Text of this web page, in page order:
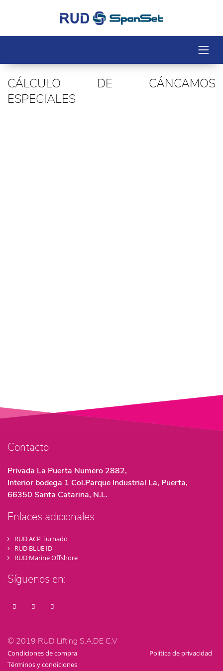
CÁLCULO DE CÁNCAMOS
ESPECIALES
Contacto
Privada La Puerta Numero 2882,
Interior bodega 1 Col.Parque Industrial La, Puerta,
66350 Santa Catarina, N.L.
Enlaces adicionales
RUD ACP Turnado
RUD BLUE ID
RUD Marine Offshore
Síguenos en:
© 2019 RUD Lifting S.A.DE C.V
Condiciones de compra
Política de privacidad
Términos y condiciones